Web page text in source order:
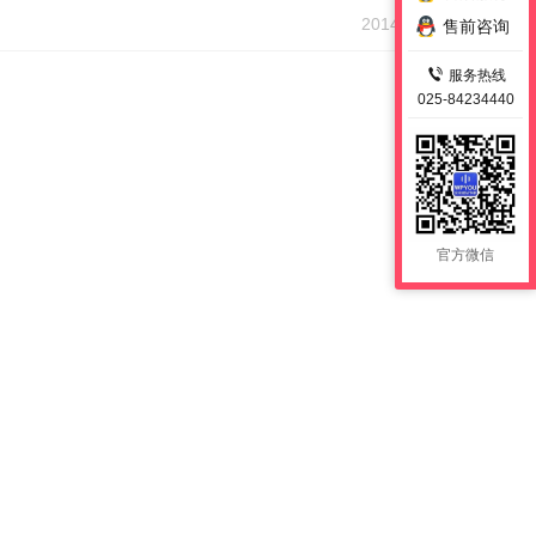
2014-05-08售前咨询
服务热线
025-84234440
官方微信